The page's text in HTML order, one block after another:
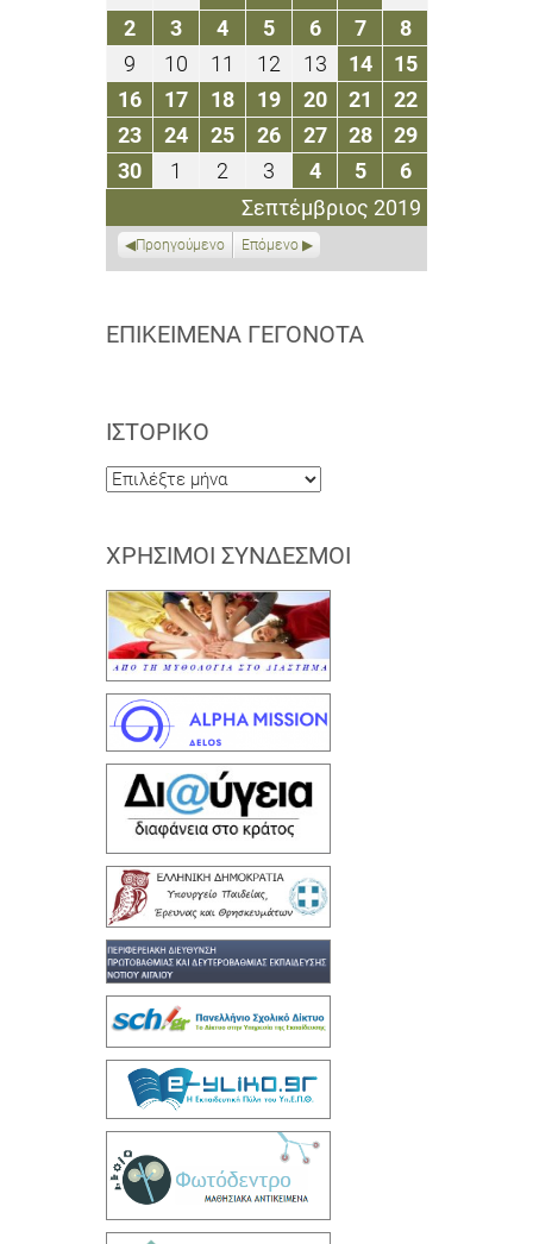
Σεπτέμβριος 2019
Αυγούστου
2019
Αυγούστου
2019
Αυγούστου
2019
Αυγούστου
2019
Αυγούστου
2019
Αυγούστου
20192019
22
Σεπτεμβρίου
2019
33
Σεπτεμβρίου
2019
44
Σεπτεμβρίου
2019
55
Σεπτεμβρίου
2019
66
Σεπτεμβρίου
2019
77
Σεπτεμβρίου
2019
88
2019
9
Σεπτεμβρίου
2019
10
Σεπτεμβρίου
2019
11
Σεπτεμβρίου
2019
12
Σεπτεμβρίου
2019
1313
Σεπτεμβρίου
2019
1414
Σεπτεμβρίου
2019
1515
2019
1616
Σεπτεμβρίου
2019
1717
Σεπτεμβρίου
2019
1818
Σεπτεμβρίου
2019
1919
Σεπτεμβρίου
2019
2020
Σεπτεμβρίου
2019
21 21
Σεπτεμβρίου
2019
2222
2019
2323
Σεπτεμβρίου
2019
2424
Σεπτεμβρίου
2019
2525
Σεπτεμβρίου
2019
2626
Σεπτεμβρίου
2019
2727
Σεπτεμβρίου
2019
2828
Σεπτεμβρίου
2019
2929
2019
3030
Σεπτεμβρίου
1
Οκτωβρίου
2
Οκτωβρίου
2019
3
Οκτωβρίου
2019
44
Οκτωβρίου
2019
55
Οκτωβρίου
2019
66
Οκτωβρίου
2019
Προηγούμενο Επόμενο
ΕΠΙΚΕΊΜΕΝΑ ΓΕΓΟΝΌΤΑ
ΙΣΤΟΡΙΚΌ
Ιστορικό
ΧΡΉΣΙΜΟΙ ΣΎΝΔΕΣΜΟΙ